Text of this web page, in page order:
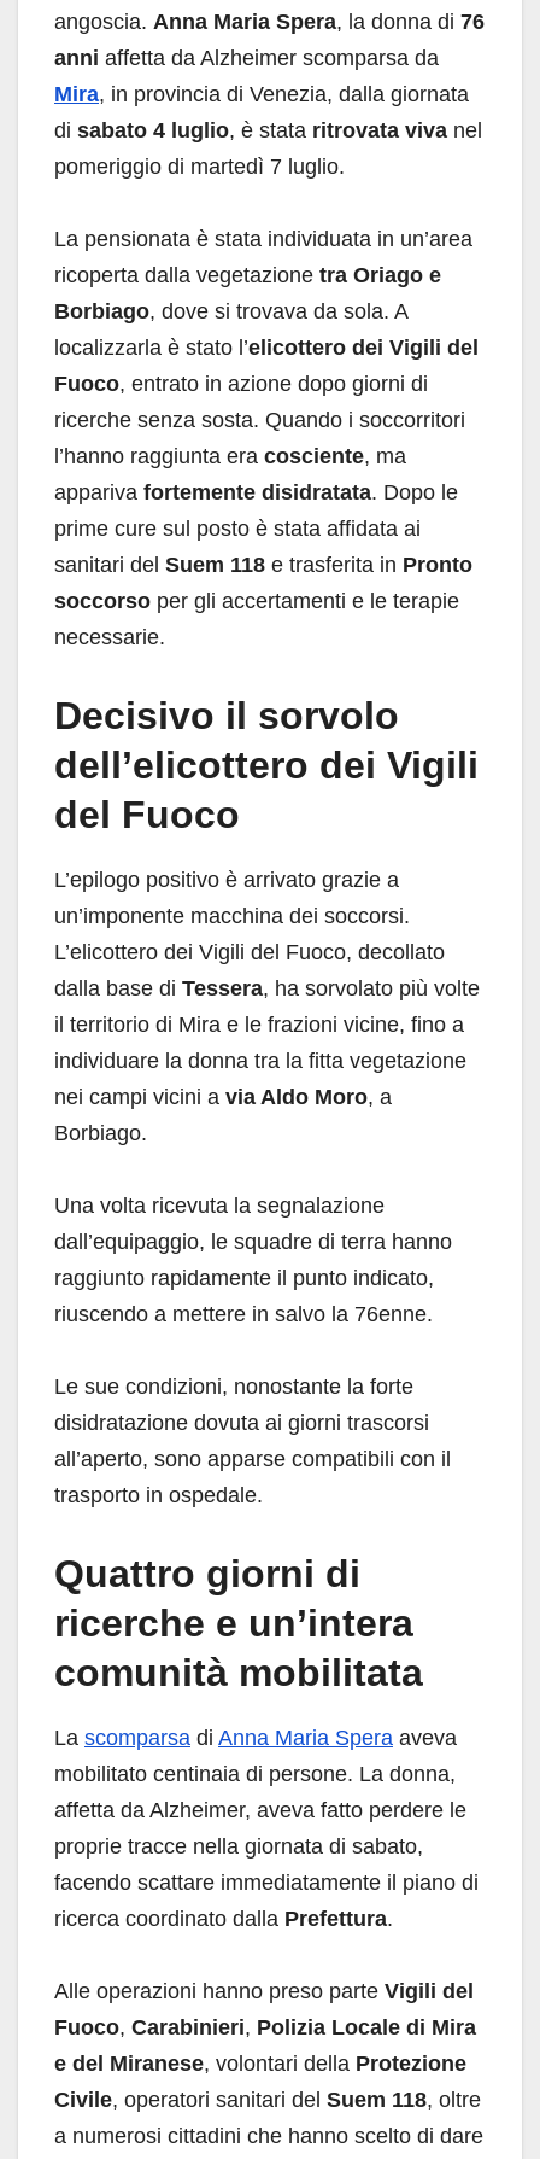
angoscia. Anna Maria Spera, la donna di 76
anni affetta da Alzheimer scomparsa da
Mira, in provincia di Venezia, dalla giornata
di sabato 4 luglio, è stata ritrovata viva nel
pomeriggio di martedì 7 luglio.
La pensionata è stata individuata in un’area
ricoperta dalla vegetazione tra Oriago e
Borbiago, dove si trovava da sola. A
localizzarla è stato l’elicottero dei Vigili del
Fuoco, entrato in azione dopo giorni di
ricerche senza sosta. Quando i soccorritori
l’hanno raggiunta era cosciente, ma
appariva fortemente disidratata. Dopo le
prime cure sul posto è stata affidata ai
sanitari del Suem 118 e trasferita in Pronto
soccorso per gli accertamenti e le terapie
necessarie.
Decisivo il sorvolo
dell’elicottero dei Vigili
del Fuoco
L’epilogo positivo è arrivato grazie a
un’imponente macchina dei soccorsi.
L’elicottero dei Vigili del Fuoco, decollato
dalla base di Tessera, ha sorvolato più volte
il territorio di Mira e le frazioni vicine, fino a
individuare la donna tra la fitta vegetazione
nei campi vicini a via Aldo Moro, a
Borbiago.
Una volta ricevuta la segnalazione
dall’equipaggio, le squadre di terra hanno
raggiunto rapidamente il punto indicato,
riuscendo a mettere in salvo la 76enne.
Le sue condizioni, nonostante la forte
disidratazione dovuta ai giorni trascorsi
all’aperto, sono apparse compatibili con il
trasporto in ospedale.
Quattro giorni di
ricerche e un’intera
comunità mobilitata
La scomparsa di Anna Maria Spera aveva
mobilitato centinaia di persone. La donna,
affetta da Alzheimer, aveva fatto perdere le
proprie tracce nella giornata di sabato,
facendo scattare immediatamente il piano di
ricerca coordinato dalla Prefettura.
Alle operazioni hanno preso parte Vigili del
Fuoco, Carabinieri, Polizia Locale di Mira
e del Miranese, volontari della Protezione
Civile, operatori sanitari del Suem 118, oltre
a numerosi cittadini che hanno scelto di dare